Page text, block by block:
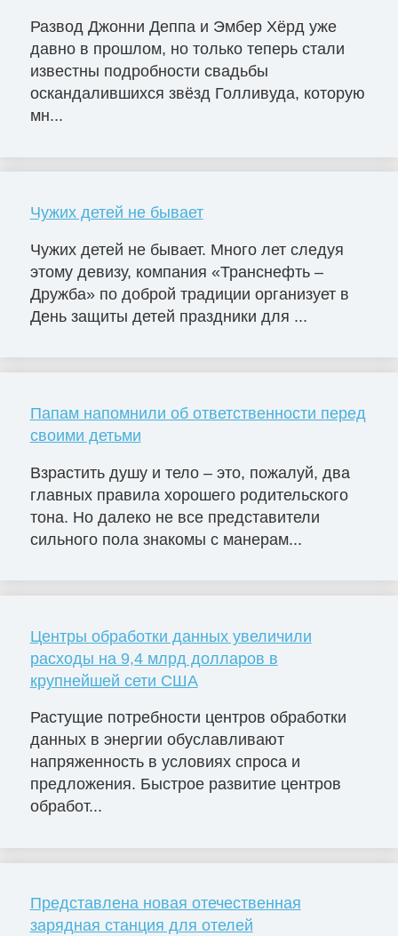
Развод Джонни Деппа и Эмбер Хёрд уже
давно в прошлом, но только теперь стали
известны подробности свадьбы
оскандалившихся звёзд Голливуда, которую
мн...
Чужих детей не бывает
Чужих детей не бывает. Много лет следуя
этому девизу, компания «Транснефть –
Дружба» по доброй традиции организует в
День защиты детей праздники для ...
Папам напомнили об ответственности перед
своими детьми
Взрастить душу и тело – это, пожалуй, два
главных правила хорошего родительского
тона. Но далеко не все представители
сильного пола знакомы с манерам...
Центры обработки данных увеличили
расходы на 9,4 млрд долларов в
крупнейшей сети США
Растущие потребности центров обработки
данных в энергии обуславливают
напряженность в условиях спроса и
предложения. Быстрое развитие центров
обработ...
Представлена новая отечественная
зарядная станция для отелей